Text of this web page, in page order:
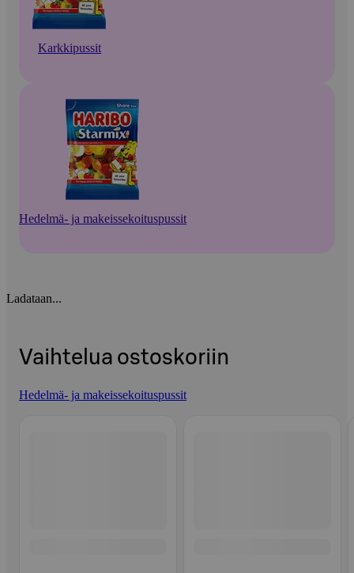
Karkkipussit
Hedelmä- ja makeissekoituspussit
Ladataan...
Vaihtelua ostoskoriin
Hedelmä- ja makeissekoituspussit